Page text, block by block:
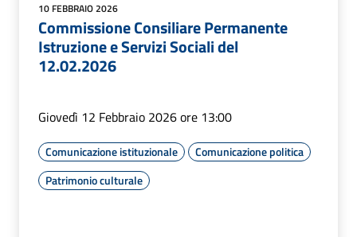
10 FEBBRAIO 2026
Commissione Consiliare Permanente
Istruzione e Servizi Sociali del
12.02.2026
Giovedì 12 Febbraio 2026 ore 13:00
Comunicazione istituzionale
Comunicazione politica
Patrimonio culturale